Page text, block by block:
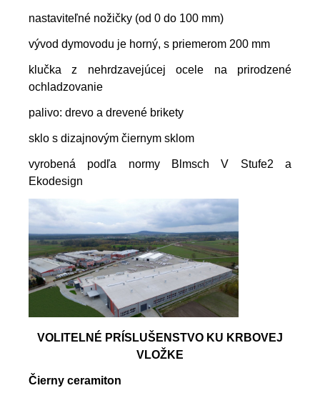
nastaviteľné nožičky (od 0 do 100 mm)
vývod dymovodu je horný, s priemerom 200 mm
klučka z nehrdzavejúcej ocele na prirodzené
ochladzovanie
palivo: drevo a drevené brikety
sklo s dizajnovým čiernym sklom
vyrobená podľa normy Blmsch V Stufe2 a
Ekodesign
VOLITELNÉ PRÍSLUŠENSTVO KU KRBOVEJ
VLOŽKE
Čierny ceramiton